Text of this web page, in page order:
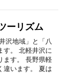
ーリズム
沢地域」と「八
す。 北軽井沢に
ます。 長野県軽
違います。 夏は